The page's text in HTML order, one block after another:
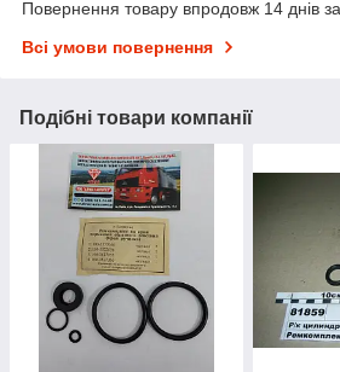
Повернення товару впродовж 14 днів
Всі умови повернення
Подібні товари компанії